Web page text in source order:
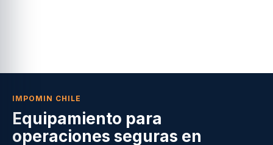
IMPOMIN CHILE
Equipamiento para
operaciones seguras en